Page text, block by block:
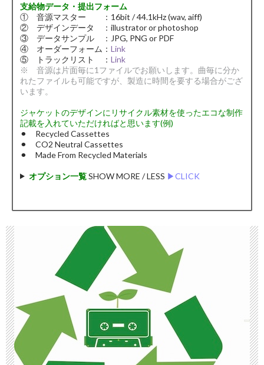
支給物データ・提出フォーム
① 音源マスター ：16bit / 44.1kHz (wav, aiff)
② デザインデータ ：illustrator or photoshop
③ データサンプル ：JPG, PNG or PDF
④ オーダーフォーム： Link
⑤ トラックリスト ： Link
※ 音源は片面毎に1ファイルでお願いします。曲毎に分か
れたファイルも可能ですが、製造に時間を要する場合がござ
います。
ジャケットのデザインにリサイクル素材を使ったエコな制作
記載を入れていただければと思います(例)
⚫︎ Recycled Cassettes
⚫︎ CO2 Neutral Cassettes
⚫︎ Made From Recycled Materials
オプション一覧SHOW MORE / LESS ▶︎CLICK